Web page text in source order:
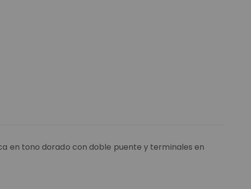
en tono dorado con doble puente y terminales en